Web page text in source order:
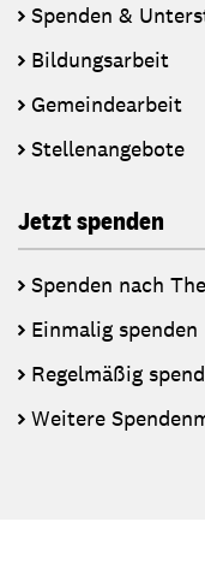
Spenden &
Bildungsarbeit
Gemeindearbeit
Stellenangebote
Jetzt spenden
Spenden nach
Einmalig spenden
Regelmäßig
Weitere